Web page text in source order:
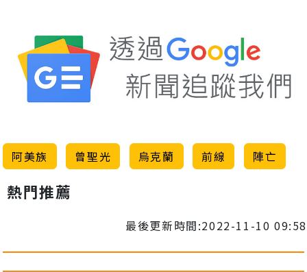
阿美族 曾聖光 烏克蘭 前線 陣亡
熱門推薦
最後更新時間:2022-11-10 09:58